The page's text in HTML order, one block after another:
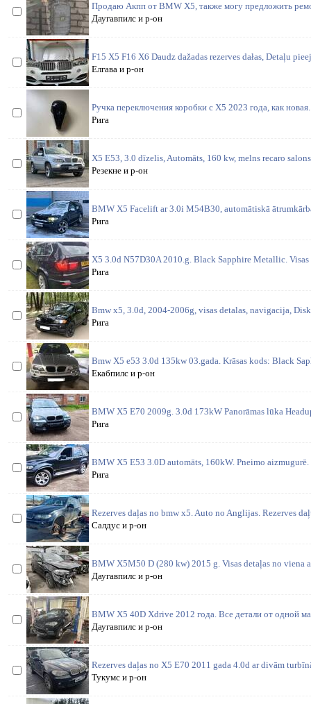
Продаю Акпп от BMW X5, также могу предложить
Даугавпилс и р-он
F15 X5 F16 X6 Daudz dažadas rezerves dałas, Detaļu
Елгава и р-он
Ручка переключения коробки с X5 2023 года, как
Рига
X5 E53, 3.0 dīzelis, Automāts, 160 kw, melns recaro
Резекне и р-он
BMW X5 Facelift ar 3.0i M54B30, automātiskā
Рига
X5 3.0d N57D30A 2010.g. Black Sapphire Metallic.
Рига
Bmw x5, 3.0d, 2004-2006g, visas detalas, navigacija,
Рига
Bmw X5 e53 3.0d 135kw 03.gada. Krāsas kods: Black
Екабпилс и р-он
BMW X5 E70 2009g. 3.0d 173kW Panorāmas lūka
Рига
BMW X5 E53 3.0D automāts, 160kW. Pneimo
Рига
Rezerves daļas no bmw x5. Auto no Anglijas. Rezerves
Салдус и р-он
BMW X5M50 D (280 kw) 2015 g. Visas detaļas no viena
Даугавпилс и р-он
BMW X5 40D Xdrive 2012 года. Все детали от одной
Даугавпилс и р-он
Rezerves daļas no X5 E70 2011 gada 4.0d ar divām
Тукумс и р-он